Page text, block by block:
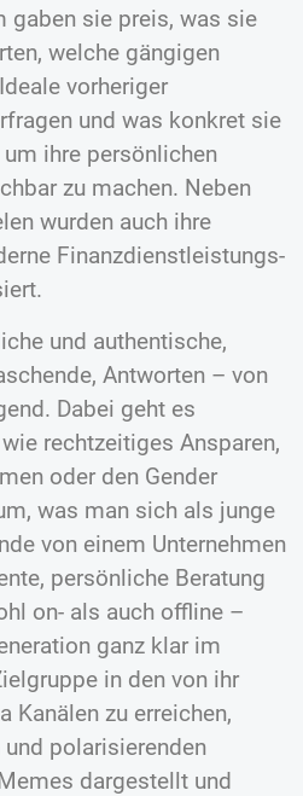
gaben sie preis, was sie
welche gängigen
vorheriger
und was konkret sie
ihre persönlichen
zu machen. Neben
wurden auch ihre
Finanzdienstleistungs-
und authentische,
Antworten – von
Dabei geht es
rechtzeitiges Ansparen,
oder den Gender
was man sich als junge
von einem Unternehmen
persönliche Beratung
on- als auch offline –
ganz klar im
in den von ihr
Kanälen zu erreichen,
polarisierenden
dargestellt und